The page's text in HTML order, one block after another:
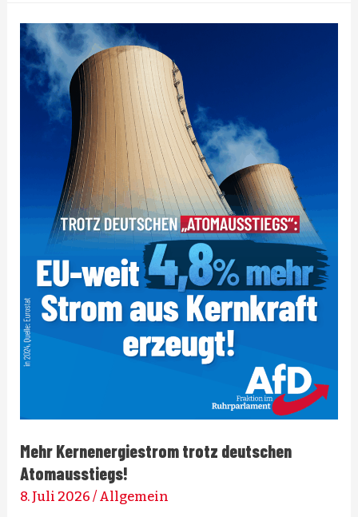
geht
steil!
Mehr Kernenergiestrom trotz deutschen
Atomausstiegs!
8. Juli 2026 / Allgemein